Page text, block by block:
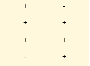
+
-
+ +
+
+
- +